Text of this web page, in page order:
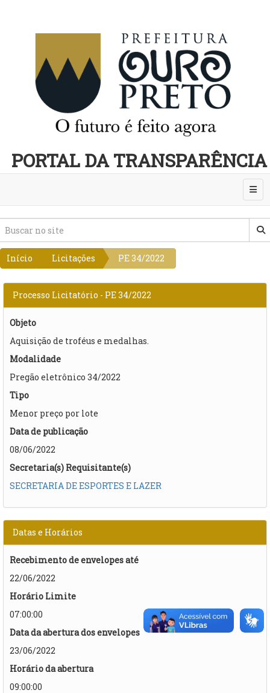
PORTAL DA TRANSPARÊNCIA
Início Licitações PE 34/2022
Processo Licitatório - PE 34/2022
Objeto
Aquisição de troféus e medalhas.
Modalidade
Pregão eletrônico 34/2022
Tipo
Menor preço por lote
Data de publicação
08/06/2022
Secretaria(s) Requisitante(s)
SECRETARIA DE ESPORTES E LAZER
Datas e Horários
Recebimento de envelopes até
22/06/2022
Horário Limite
07:00:00
Data da abertura dos envelopes
23/06/2022
Horário da abertura
09:00:00